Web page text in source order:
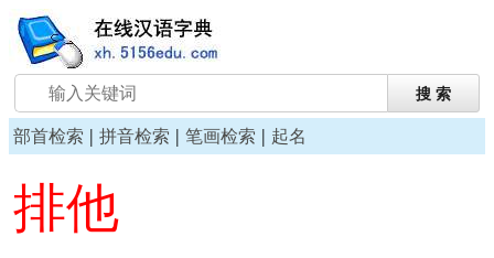
部首检索 | 拼音检索 | 笔画检索 | 起名
排他